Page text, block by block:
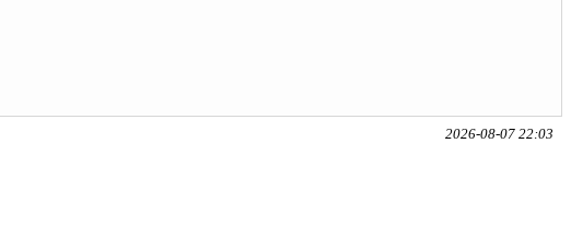
2026-08-07 22:03